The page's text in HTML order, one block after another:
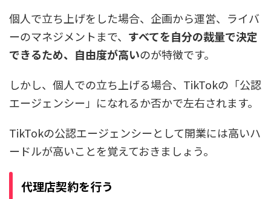
個人で立ち上げをした場合、企画から運営、ライバ
ーのマネジメントまで、 すべてを自分の裁量で決定
できるため、自由度が高いのが特徴です。
しかし、個人での立ち上げる場合、TikTokの「公認
エージェンシー」になれるか否かで左右されます。
TikTokの公認エージェンシーとして開業には高いハ
ードルが高いことを覚えておきましょう。
代理店契約を行う